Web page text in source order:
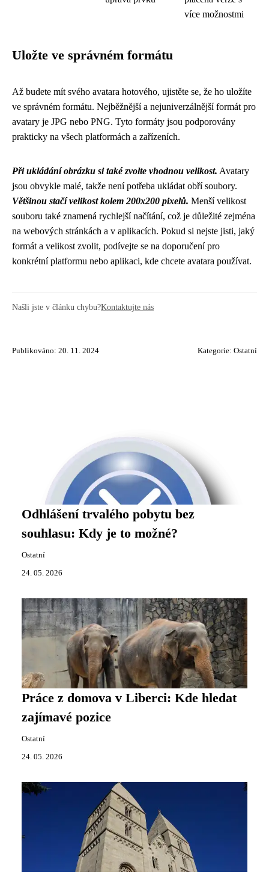
více možnostmi
Uložte ve správném formátu
Až budete mít svého avatara hotového, ujistěte se, že ho uložíte
ve správném formátu. Nejběžnější a nejuniverzálnější formát pro
avatary je JPG nebo PNG. Tyto formáty jsou podporovány
prakticky na všech platformách a zařízeních.
Při ukládání obrázku si také zvolte vhodnou velikost. Avatary
jsou obvykle malé, takže není potřeba ukládat obří soubory.
Většinou stačí velikost kolem 200x200 pixelů. Menší velikost
souboru také znamená rychlejší načítání, což je důležité zejména
na webových stránkách a v aplikacích. Pokud si nejste jisti, jaký
formát a velikost zvolit, podívejte se na doporučení pro
konkrétní platformu nebo aplikaci, kde chcete avatara používat.
Našli jste v článku chybu?Kontaktujte nás
Publikováno: 20. 11. 2024 Kategorie: Ostatní
Odhlášení trvalého pobytu bez
souhlasu: Kdy je to možné?
Ostatní
24. 05. 2026
Práce z domova v Liberci: Kde hledat
zajímavé pozice
Ostatní
24. 05. 2026